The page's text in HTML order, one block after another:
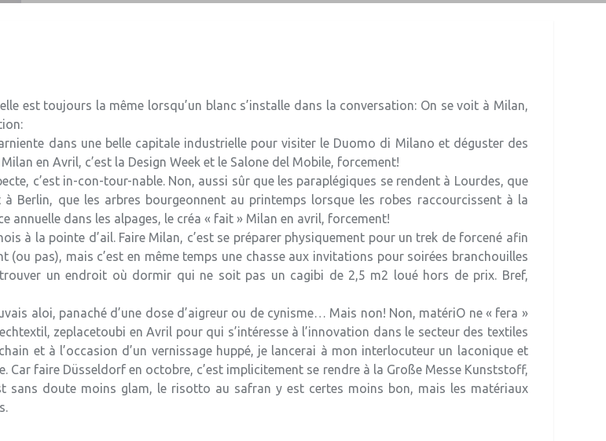
est toujours la même lorsqu’un blanc s’installe dans la conversation: On se voit à Milan,
dans une belle capitale industrielle pour visiter le Duomo di Milano et déguster des
en Avril, c’est la Design Week et le Salone del Mobile, forcement!
c’est in-con-tour-nable. Non, aussi sûr que les paraplégiques se rendent à Lourdes, que
Berlin, que les arbres bourgeonnent au printemps lorsque les robes raccourcissent à la
dans les alpages, le créa « fait » Milan en avril, forcement!
à la pointe d’ail. Faire Milan, c’est se préparer physiquement pour un trek de forcené afin
pas), mais c’est en même temps une chasse aux invitations pour soirées branchouilles
un endroit où dormir qui ne soit pas un cagibi de 2,5 m2 loué hors de prix. Bref,
aloi, panaché d’une dose d’aigreur ou de cynisme… Mais non! Non, matériO ne « fera »
zeplacetoubi en Avril pour qui s’intéresse à l’innovation dans le secteur des textiles
et à l’occasion d’un vernissage huppé, je lancerai à mon interlocuteur un laconique et
faire Düsseldorf en octobre, c’est implicitement se rendre à la Große Messe Kunststoff,
sans doute moins glam, le risotto au safran y est certes moins bon, mais les matériaux